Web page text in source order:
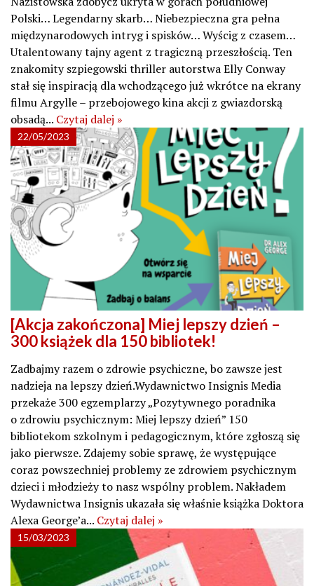
Polski… Legendarny skarb… Niebezpieczna gra pełna
międzynarodowych intryg i spisków… Wyścig z czasem…
Utalentowany tajny agent z tragiczną przeszłością. Ten
znakomity szpiegowski thriller autorstwa Elly Conway
stał się inspiracją dla wchodzącego już wkrótce na ekrany
filmu Argylle – przebojowego kina akcji z gwiazdorską
obsadą... Czytaj dalej »
22/05/2023
[Akcja zakończona] Miej lepszy dzień –
300 książek dla 150 bibliotek!
Zadbajmy razem o zdrowie psychiczne, bo zawsze jest
nadzieja na lepszy dzień.Wydawnictwo Insignis Media
przekaże 300 egzemplarzy „Pozytywnego poradnika
o zdrowiu psychicznym: Miej lepszy dzień” 150
bibliotekom szkolnym i pedagogicznym, które zgłoszą się
jako pierwsze. Zdajemy sobie sprawę, że występujące
coraz powszechniej problemy ze zdrowiem psychicznym
dzieci i młodzieży to nasz wspólny problem. Nakładem
Wydawnictwa Insignis ukazała się właśnie książka Doktora
Alexa George’a... Czytaj dalej »
15/03/2023